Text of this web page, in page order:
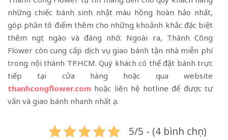
những chiếc bánh sinh nhật màu hồng hoàn hảo nhất,
góp phần tô điểm thêm cho những khoảnh khắc đặc biệt
thêm ngọt ngào và đáng nhớ. Ngoài ra, Thành Công
Flower còn cung cấp dịch vụ giao bánh tận nhà miễn phí
trong nội thành TP.HCM. Quý khách có thể đặt bánh trực
tiếp tại cửa hàng hoặc qua website
thanhcongflower.com hoặc liên hệ hotline để được tư
vấn và giao bánh nhanh nhất ạ.
5/5 - (4 bình chọn)